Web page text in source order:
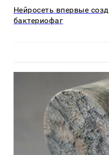
Нейросеть впервые
бактериофаг